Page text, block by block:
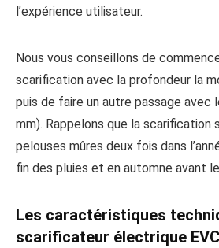
l’expérience utilisateur.
Nous vous conseillons de
scarification avec la profondeur la
puis de faire un autre passage avec
mm). Rappelons que la scarification
pelouses mûres deux fois dans
fin des pluies et en automne avant
Les caractéristiques
scarificateur électrique